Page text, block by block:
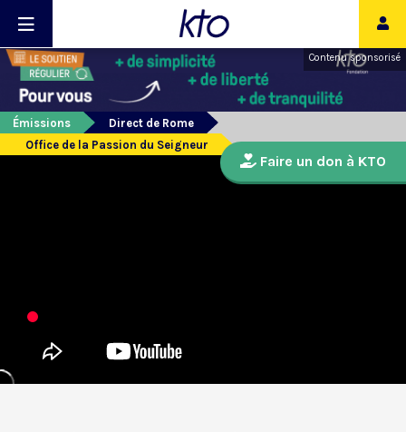
Contenu sponsorisé
Émissions
Direct de Rome
Office de la Passion du Seigneur
Faire un don à KTO